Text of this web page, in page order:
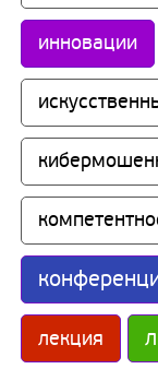
инновации
лекция